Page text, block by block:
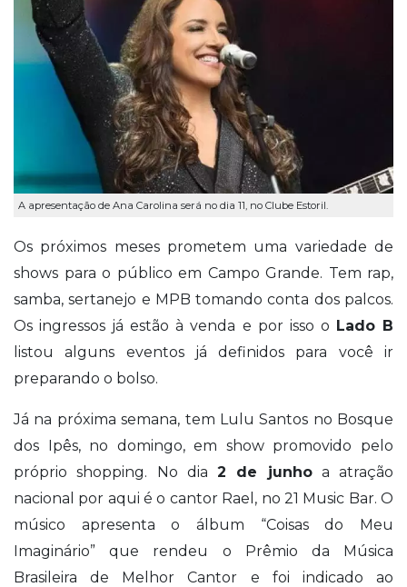
A apresentação de Ana Carolina será no dia 11, no Clube Estoril.
Os próximos meses prometem uma variedade de
shows para o público em Campo Grande. Tem rap,
samba, sertanejo e MPB tomando conta dos palcos.
Os ingressos já estão à venda e por isso o Lado B
listou alguns eventos já definidos para você ir
preparando o bolso.
Já na próxima semana, tem Lulu Santos no Bosque
dos Ipês, no domingo, em show promovido pelo
próprio shopping. No dia 2 de junhoa atração
nacional por aqui é o cantor Rael, no 21 Music Bar. O
músico apresenta o álbum “Coisas do Meu
Imaginário” que rendeu o Prêmio da Música
Brasileira de Melhor Cantor e foi indicado ao